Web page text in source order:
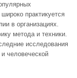
практикуется
в организациях.
метода и техники.
исследования
человеческой